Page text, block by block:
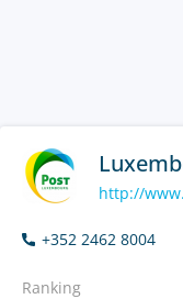
http://
+352 2462 8004
Ranking